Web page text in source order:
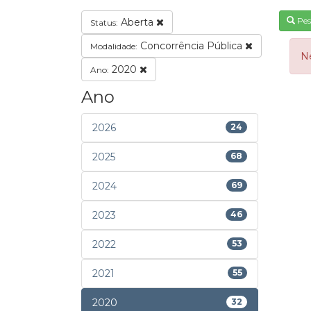
Status: Aberta
Modalidade: Concorrência Pública
Ano: 2020
Ano
2026 24
2025 68
2024 69
2023 46
2022 53
2021 55
2020 32